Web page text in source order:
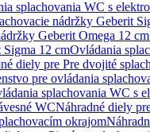
splachovania WC s
nádržky Geberit
Geberit Omega 12 cm
Sigma 12 cmOvládania
diely pre Pre dvojité
pre ovládania
splachovania WC s
WCNáhradné diely
okrajom